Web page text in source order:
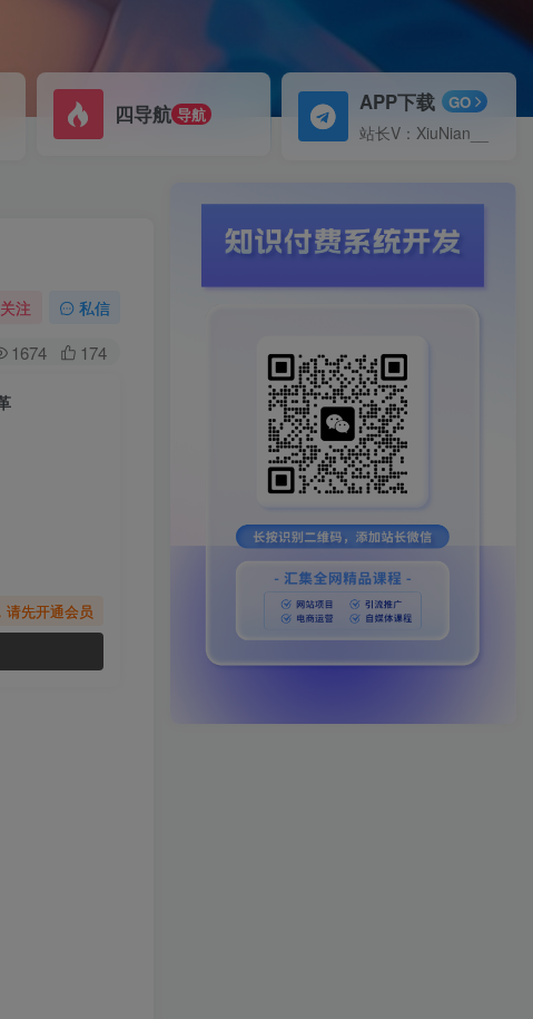
四导航 导航 APP下载 GO
站长V：XiuNian__
关注 私信
1674 174
请先开通会员